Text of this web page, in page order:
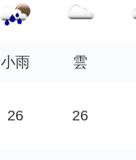
小雨 雲
26 26